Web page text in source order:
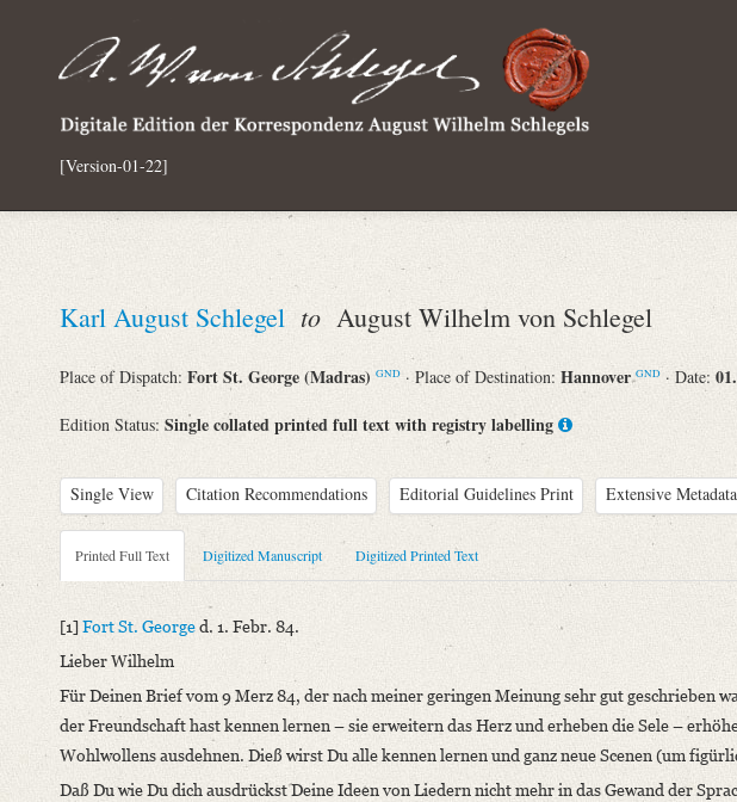
[Version-01-22]
Karl August Schlegel to August Wilhelm von Schlegel
Place of Dispatch: Fort St. George (Madras) GND · Place of Destination: HannoverGND · Date:
Edition Status: Single collated printed full text with registry labelling
Single View Citation Recommendations Editorial Guidelines Print Extensive Metadata
Metadata Concerning Header
Sender: Karl August Schlegel
Recipient: August Wilhelm von Schlegel
Place of Dispatch: Fort St. George (Madras)
Place of Destination: Hannover
Date: 01.02.1784
Notations: Empfangsort erschlossen.
Printed Text
Printed Full Text Digitized Manuscript Digitized Printed Text
[1]Fort St. Georged. 1. Febr. 84.
Lieber Wilhelm
Für Deinen Brief vom 9 Merz 84, der nach meiner geringen Meinung sehr gut geschrieben
der Freundschaft hast kennen lernen – sie erweitern das Herz und erheben die Sele –
Wohlwollens ausdehnen. Dieß wirst Du alle kennen lernen und ganz neue Scenen (um
Daß Du wie Du dich ausdrückst Deine Ideen von Liedern nicht mehr in das Gewand der